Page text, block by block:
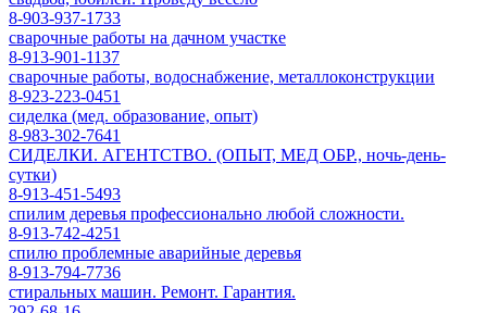
8-903-937-1733
сварочные работы на дачном участке
8-913-901-1137
сварочные работы, водоснабжение, металлоконструкции
8-923-223-0451
сиделка (мед. образование, опыт)
8-983-302-7641
СИДЕЛКИ. АГЕНТСТВО. (ОПЫТ, МЕД ОБР., ночь-день-
сутки)
8-913-451-5493
спилим деревья профессионально любой сложности.
8-913-742-4251
спилю проблемные аварийные деревья
8-913-794-7736
стиральных машин. Ремонт. Гарантия.